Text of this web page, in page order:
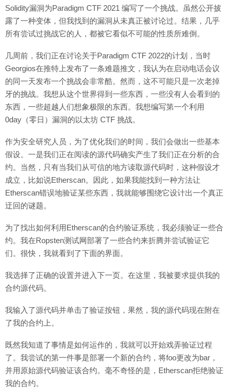
Solidity漏洞为Paradigm CTF 2021 编写了一个挑战。虽然公开披
露了一种变体，但我找到的漏洞从未真正被讨论过。结果，几乎
所有尝试过挑战它的人，都被它看似不可能的性质所难倒。
几周前，我们正在讨论关于Paradigm CTF 2022的计划，当时
Georgios在推特上发布了一条难题推文，我认为在启动电话会议
的同一天发布一个挑战会非常酷。然而，这不可能只是一次老掉
牙的挑战。我想从这个世界得到一些东西，一些没有人会看到的
东西，一些超越人们想象极限的东西。我想编写第一个利用
0day（零日）漏洞的以太坊 CTF 挑战。
作为安全研究人员，为了优化我们的时间，我们会做出一些基本
假设。一是我们正在阅读的源代码确实产生了我们正在分析的合
约。当然，只有当我们从可信的地方读取源代码时，这种假设才
成立，比如说Etherscan。因此，如果我能找到一种方法让
Etherscan错误地验证某些东西，我就能够围绕它设计出一个真正
迂回的谜题。
为了找出如何利用Etherscan的合约验证系统，我必须验证一些合
约。我在Ropsten测试网部署了一些合约来折腾并尝试验证它
们。很快，我就看到了下面的界面。
我选择了正确的设置并进入下一页。在这里，我被要求提供我的
合约源代码。
我输入了源代码并单击了验证按钮，果然，我的源代码现在附在
了我的合约上。
既然我知道了事情是如何运作的，我就可以开始戏弄验证过程
了。我尝试的第一件事是部署一个新的合约，将foo更改为bar，
并用原始源代码验证该合约。毫不奇怪的是，Etherscan拒绝验证
我的合约。